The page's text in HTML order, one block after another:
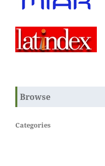
Browse
Categories